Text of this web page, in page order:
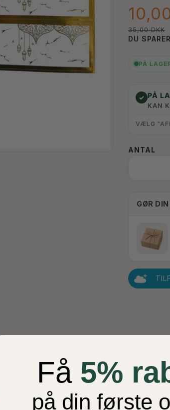
35,00 DKK
DU
PÅ
✓ PÅ
KAN
VÆLG
ANTAL
GØR DIN
PRODUKTER
Få 5%
på din første